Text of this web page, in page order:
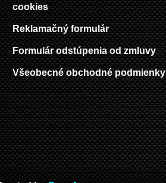
cookies
Reklamačný formulár
Formulár odstúpenia od zmluvy
Všeobecné obchodné podmienky